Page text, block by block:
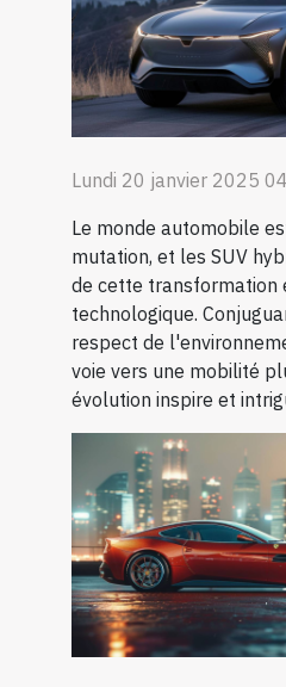
Lundi 20 janvier 2025
Le monde automobile
mutation, et les SUV
de cette transformation
technologique.
respect de
voie vers une mobilité
évolution inspire et